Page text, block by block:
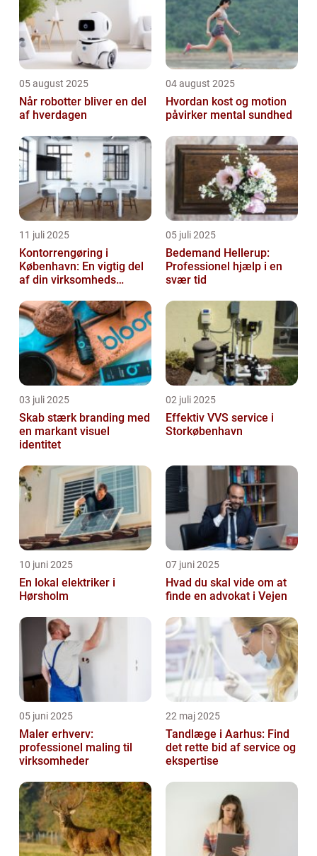
05 august 2025
Når robotter bliver en del
af hverdagen
04 august 2025
Hvordan kost og motion
påvirker mental sundhed
11 juli 2025
Kontorrengøring i
København: En vigtig del
af din virksomheds
05 juli 2025
Bedemand Hellerup:
Professionel hjælp i en
svær tid
03 juli 2025
Skab stærk branding med
en markant visuel
identitet
02 juli 2025
Effektiv VVS service i
Storkøbenhavn
10 juni 2025
En lokal elektriker i
Hørsholm
07 juni 2025
Hvad du skal vide om at
finde en advokat i Vejen
05 juni 2025
Maler erhverv:
professionel maling til
virksomheder
22 maj 2025
Tandlæge i Aarhus: Find
det rette bid af service og
ekspertise